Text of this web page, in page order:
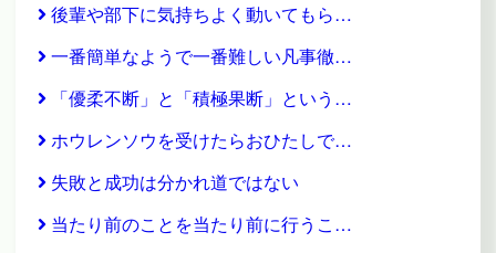
後輩や部下に気持ちよく動いてもら…
一番簡単なようで一番難しい凡事徹…
「優柔不断」と「積極果断」という…
ホウレンソウを受けたらおひたしで…
失敗と成功は分かれ道ではない
当たり前のことを当たり前に行うこ…